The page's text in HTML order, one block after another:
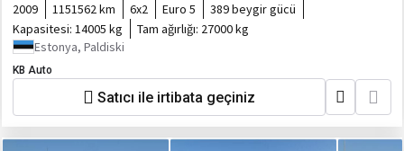
2009 1151562 km 6x2 Euro 5
389 beygir gücü
Kapasitesi: 14005 kg Tam ağırlığı: 27000 kg
Estonya, Paldiski
KB Auto
Satıcı ile irtibata geçiniz